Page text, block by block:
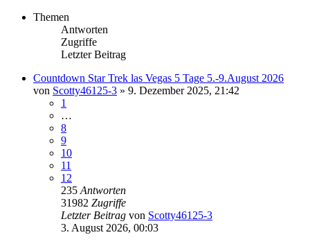
Themen
Antworten
Zugriffe
Letzter Beitrag
Countdown Star Trek las Vegas 5 Tage 5.-9.August 2026
von Scotty46125-3 » 9. Dezember 2025, 21:42
1
…
8
9
10
11
12
235 Antworten
31982 Zugriffe
Letzter Beitrag von Scotty46125-3
3. August 2026, 00:03